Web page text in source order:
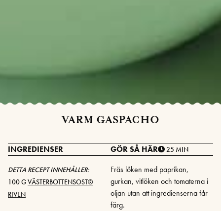
VARM GASPACHO
INGREDIENSER
DETTA RECEPT INNEHÅLLER:
100 GVÄSTERBOTTENSOST®
RIVEN
GÖR SÅ HÄR 25 MIN
Fräs löken med paprikan,
gurkan, vitlöken och tomaterna i
oljan utan att ingredienserna får
färg.